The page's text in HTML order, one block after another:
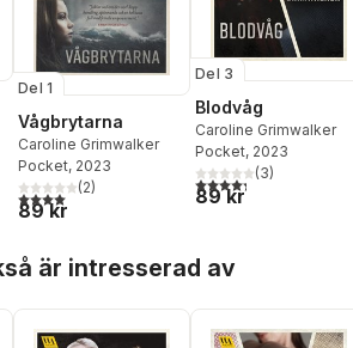
antal röster:
Del 1
Vågbrytarna
Caroline Grimwalker
Pocket, 2023
4,0utav 5 stjärnor. Totalt antal röster:
(2)
89 kr
Del 3
Blodvåg
Caroline Grimwalker
Pocket, 2023
4,3utav 5 stjärnor.
(3)
89 kr
är intresserad av